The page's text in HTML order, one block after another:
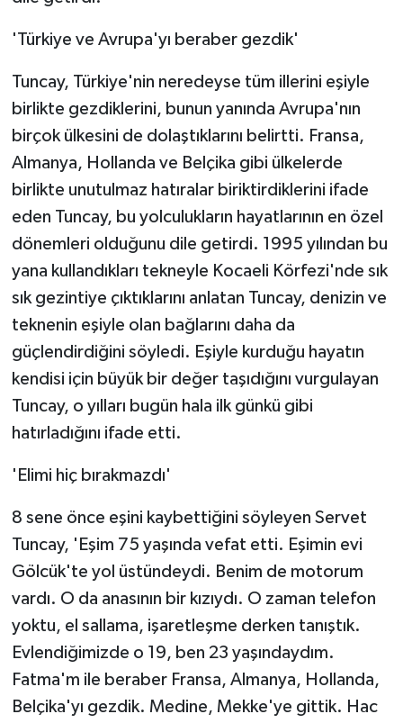
'Türkiye ve Avrupa'yı beraber gezdik'
Tuncay, Türkiye'nin neredeyse tüm illerini eşiyle
birlikte gezdiklerini, bunun yanında Avrupa'nın
birçok ülkesini de dolaştıklarını belirtti. Fransa,
Almanya, Hollanda ve Belçika gibi ülkelerde
birlikte unutulmaz hatıralar biriktirdiklerini ifade
eden Tuncay, bu yolculukların hayatlarının en özel
dönemleri olduğunu dile getirdi. 1995 yılından bu
yana kullandıkları tekneyle Kocaeli Körfezi'nde sık
sık gezintiye çıktıklarını anlatan Tuncay, denizin ve
teknenin eşiyle olan bağlarını daha da
güçlendirdiğini söyledi. Eşiyle kurduğu hayatın
kendisi için büyük bir değer taşıdığını vurgulayan
Tuncay, o yılları bugün hala ilk günkü gibi
hatırladığını ifade etti.
'Elimi hiç bırakmazdı'
8 sene önce eşini kaybettiğini söyleyen Servet
Tuncay, 'Eşim 75 yaşında vefat etti. Eşimin evi
Gölcük'te yol üstündeydi. Benim de motorum
vardı. O da anasının bir kızıydı. O zaman telefon
yoktu, el sallama, işaretleşme derken tanıştık.
Evlendiğimizde o 19, ben 23 yaşındaydım.
Fatma'm ile beraber Fransa, Almanya, Hollanda,
Belçika'yı gezdik. Medine, Mekke'ye gittik. Hac